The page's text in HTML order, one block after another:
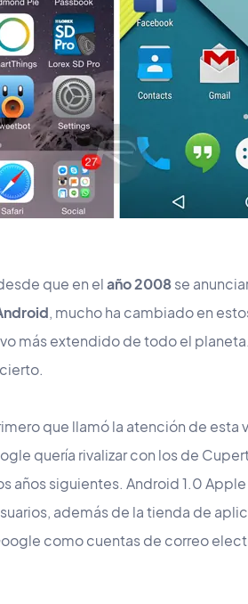
que en elaño 2008se
, mucho ha cambiado en
más extendido de todo el
que llamó la atención de esta
quería rivalizar con los de
años siguientes. Android 1.0
además de la tienda de
como cuentas de correo